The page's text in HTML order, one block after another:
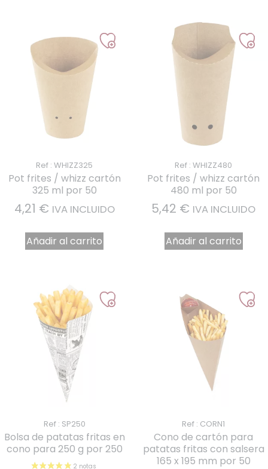
Ref : WHIZZ325
Pot frites / whizz cartón
325 ml por 50
4,21 € IVA INCLUIDO
Añadir al carrito
Ref : WHIZZ480
Pot frites / whizz cartón
480 ml por 50
5,42 € IVA INCLUIDO
Añadir al carrito
Ref : SP250
Bolsa de patatas fritas en
cono para 250 g por 250
Ref : CORN1
Cono de cartón para
patatas fritas con salsera
165 x 195 mm por 50